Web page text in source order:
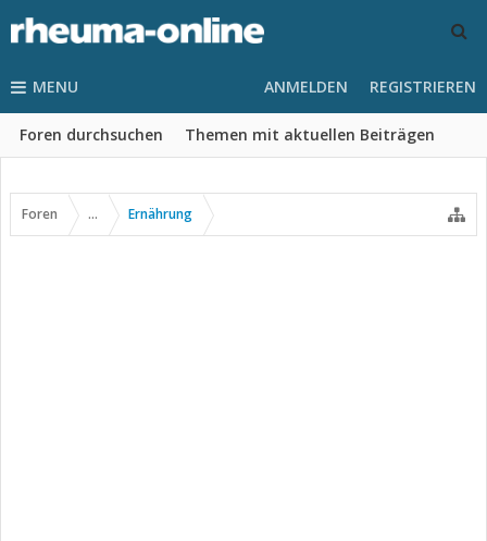
MENU
Foren durchsuchen Themen mit aktuellen Beiträgen
ANMELDEN REGISTRIEREN
Foren ... Ernährung